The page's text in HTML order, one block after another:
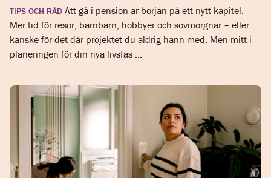
TIPS OCH RÅD Att gå i pension är början på ett nytt kapitel.
Mer tid för resor, barnbarn, hobbyer och sovmorgnar – eller
kanske för det där projektet du aldrig hann med. Men mitt i
planeringen för din nya livsfas ...